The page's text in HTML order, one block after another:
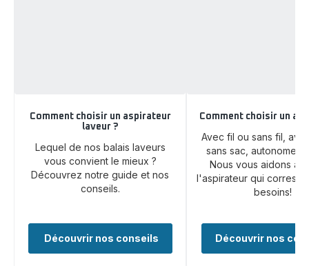
Comment choisir un aspirateur
laveur ?
Lequel de nos balais laveurs
vous convient le mieux ?
Découvrez notre guide et nos
conseils.
Découvrir nos conseils
Comment choisir un
Avec fil ou sans fil,
sans sac, autonome
Nous vous aidons à
l'aspirateur qui
besoins!
Découvrir nos